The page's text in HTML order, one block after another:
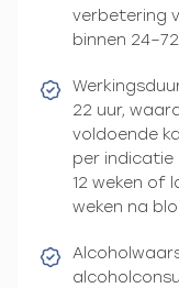
verbetering
binnen
22 uur,
voldoende
per indicatie
12 weken of
weken na